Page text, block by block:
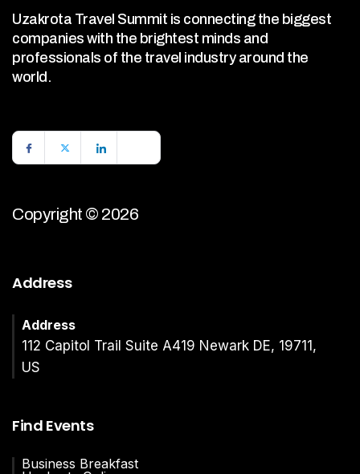
Uzakrota Travel Summit is connecting the biggest
companies with the brightest minds and
professionals of the travel industry around the
world.
Copyright © 2026
Address
Address
112 Capitol Trail Suite A419 Newark DE, 19711,
US
Find Events
Business Breakfast